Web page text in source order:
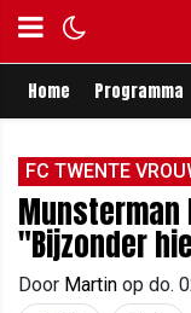
Home Programma
FC TWENTE
Munsterman
"Bijzonder
Door Martin op do.